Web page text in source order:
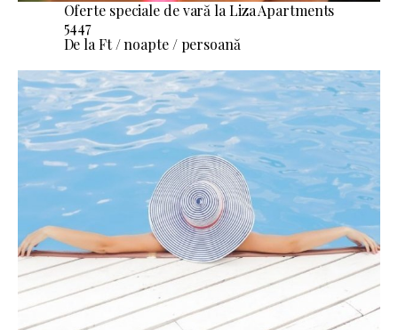
Oferte speciale de vară la Liza Apartments
5447
De la Ft / noapte / persoană